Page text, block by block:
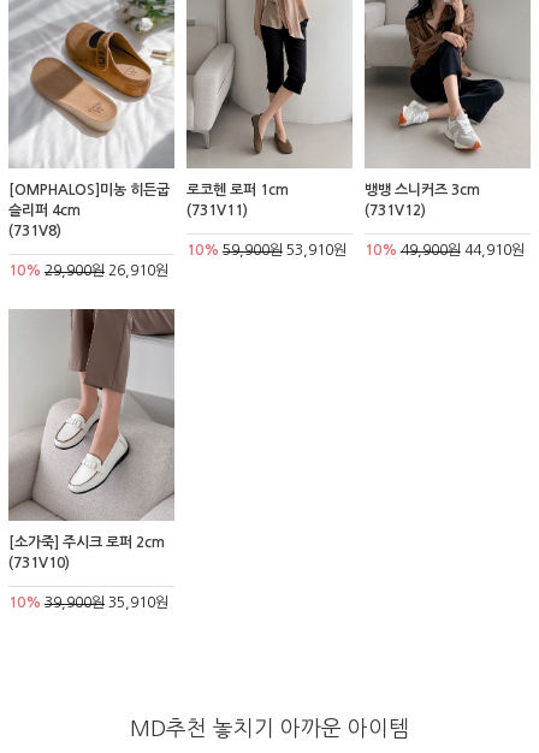
[OMPHALOS]미농 히든굽
슬리퍼 4cm
(731V8)
10% 29,900원 26,910원
로코헨 로퍼 1cm
(731V11)
10% 59,900원53,910원
뱅뱅 스니커즈 3cm
(731V12)
10% 49,900원44,910원
[소가죽] 주시크 로퍼 2cm
(731V10)
10% 39,900원 35,910원
MD추천 놓치기 아까운 아이템